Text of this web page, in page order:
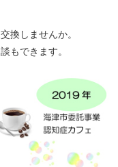
換しませんか。
もできます。